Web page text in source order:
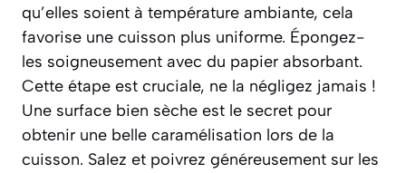
qu’elles soient à température ambiante, cela
favorise une cuisson plus uniforme. Épongez-
les soigneusement avec du papier absorbant.
Cette étape est cruciale, ne la négligez jamais !
Une surface bien sèche est le secret pour
obtenir une belle caramélisation lors de la
cuisson. Salez et poivrez généreusement sur les